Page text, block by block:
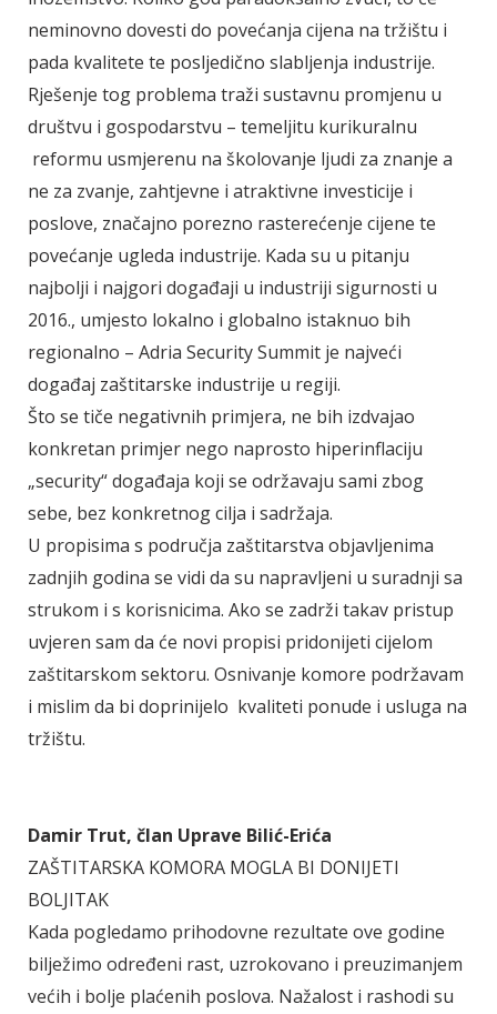
neminovno dovesti do povećanja cijena na tržištu i
pada kvalitete te posljedično slabljenja industrije.
Rješenje tog problema traži sustavnu promjenu u
društvu i gospodarstvu – temeljitu kurikuralnu
reformu usmjerenu na školovanje ljudi za znanje a
ne za zvanje, zahtjevne i atraktivne investicije i
poslove, značajno porezno rasterećenje cijene te
povećanje ugleda industrije. Kada su u pitanju
najbolji i najgori događaji u industriji sigurnosti u
2016., umjesto lokalno i globalno istaknuo bih
regionalno – Adria Security Summit je najveći
događaj zaštitarske industrije u regiji.
Što se tiče negativnih primjera, ne bih izdvajao
konkretan primjer nego naprosto hiperinflaciju
„security“ događaja koji se održavaju sami zbog
sebe, bez konkretnog cilja i sadržaja.
U propisima s područja zaštitarstva objavljenima
zadnjih godina se vidi da su napravljeni u suradnji sa
strukom i s korisnicima. Ako se zadrži takav pristup
uvjeren sam da će novi propisi pridonijeti cijelom
zaštitarskom sektoru. Osnivanje komore podržavam
i mislim da bi doprinijelo kvaliteti ponude i usluga na
tržištu.
Damir Trut, član Uprave Bilić-Erića
ZAŠTITARSKA KOMORA MOGLA BI DONIJETI
BOLJITAK
Kada pogledamo prihodovne rezultate ove godine
bilježimo određeni rast, uzrokovano i preuzimanjem
većih i bolje plaćenih poslova. Nažalost i rashodi su